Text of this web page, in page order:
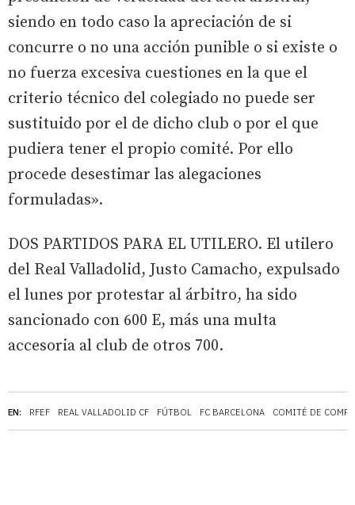
EN: RFEF REAL VALLADOLID CF FÚTBOL FC BARCELONA COMITÉ DE
siendo en todo caso la apreciación de si
concurre o no una acción punible o si existe o
no fuerza excesiva cuestiones en la que el
criterio técnico del colegiado no puede ser
sustituido por el de dicho club o por el que
pudiera tener el propio comité. Por ello
procede desestimar las alegaciones
formuladas».
DOS PARTIDOS PARA EL UTILERO. El utilero
del Real Valladolid, Justo Camacho, expulsado
el lunes por protestar al árbitro, ha sido
sancionado con 600 E, más una multa
accesoria al club de otros 700.